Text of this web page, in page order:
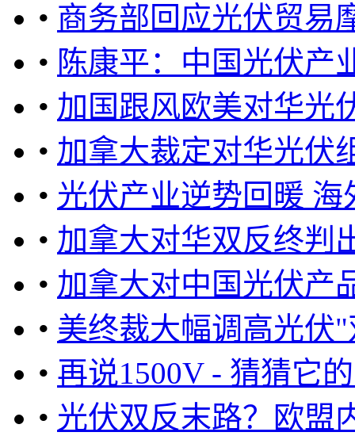
• 商务部回应光伏贸易
• 陈康平：中国光伏产
• 加国跟风欧美对华光
• 加拿大裁定对华光伏
• 光伏产业逆势回暖 海
• 加拿大对华双反终判
• 加拿大对中国光伏产
• 美终裁大幅调高光伏
• 再说1500V - 猜猜它
• 光伏双反末路？欧盟